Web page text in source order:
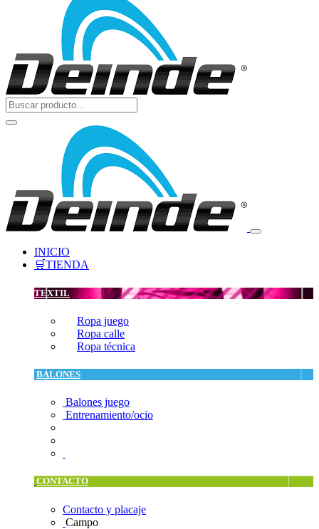
INICIO
🛒TIENDA
TEXTIL
Ropa juego
Ropa calle
Ropa técnica
BALONES
Balones juego
Entrenamiento/ocio
CONTACTO
Contacto y placaje
Campo